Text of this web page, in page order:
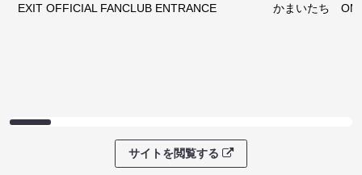
EXIT OFFICIAL FANCLUB ENTRANCE かまいたち
サイトを閲覧する